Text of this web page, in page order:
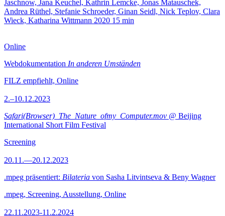
Jaschnow, Jana Keuchel, Kathrin Lemcke, Jonas Matauschek,
Andrea Rüthel, Stefanie Schroeder, Ginan Seidl, Nick Teplov, Clara
Wieck, Katharina Wittmann 2020 15 min
Online
Webdokumentation In anderen Umständen
FILZ empfiehlt, Online
2.–10.12.2023
Safari(Browser)_The_Nature_ofmy_Computer.mov @ Beijing
International Short Film Festival
Screening
20.11.—20.12.2023
.mpeg präsentiert: Bilateria von Sasha Litvintseva & Beny Wagner
.mpeg, Screening, Ausstellung, Online
22.11.2023-11.2.2024